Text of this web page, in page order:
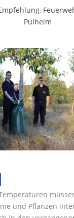
,
Pulheim
und Pflanzen